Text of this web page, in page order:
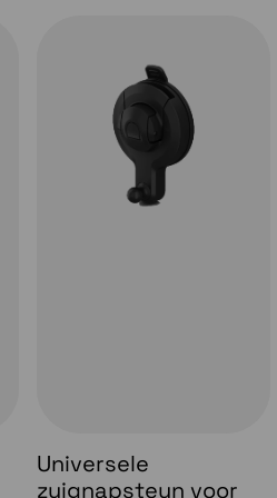
Universele
zuignapsteun voor